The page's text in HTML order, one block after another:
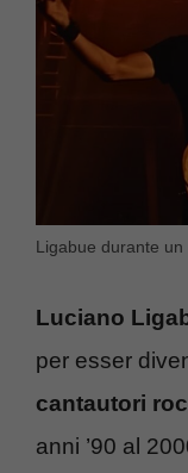
Ligabue durante
Luciano
per esser
cantautori
anni ’90 al